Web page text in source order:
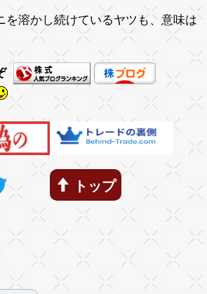
溶かし続けているヤツも、意味は
トップ